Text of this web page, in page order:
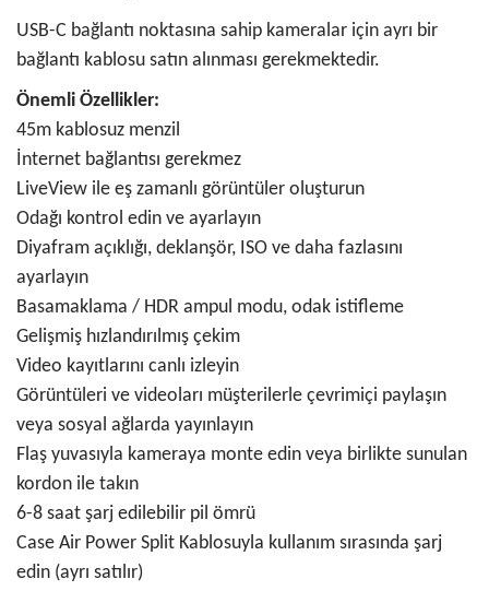
USB-C bağlantı noktasına sahip kameralar için ayrı bir
bağlantı kablosu satın alınması gerekmektedir.
Önemli Özellikler:
45m kablosuz menzil
İnternet bağlantısı gerekmez
LiveView ile eş zamanlı görüntüler oluşturun
Odağı kontrol edin ve ayarlayın
Diyafram açıklığı, deklanşör, ISO ve daha fazlasını
ayarlayın
Basamaklama / HDR ampul modu, odak istifleme
Gelişmiş hızlandırılmış çekim
Video kayıtlarını canlı izleyin
Görüntüleri ve videoları müşterilerle çevrimiçi paylaşın
veya sosyal ağlarda yayınlayın
Flaş yuvasıyla kameraya monte edin veya birlikte sunulan
kordon ile takın
6-8 saat şarj edilebilir pil ömrü
Case Air Power Split Kablosuyla kullanım sırasında şarj
edin (ayrı satılır)